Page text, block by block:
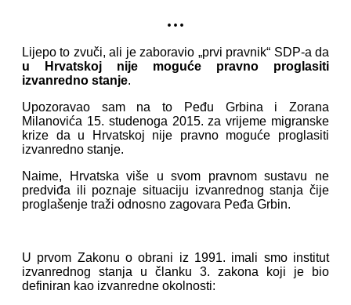
...
Lijepo to zvuči, ali je zaboravio „prvi pravnik“ SDP-a da
u Hrvatskoj nije moguće pravno proglasiti
izvanredno stanje.
Upozoravao sam na to Peđu Grbina i Zorana
Milanovića 15. studenoga 2015. za vrijeme migranske
krize da u Hrvatskoj nije pravno moguće proglasiti
izvanredno stanje.
Naime, Hrvatska više u svom pravnom sustavu ne
predviđa ili poznaje situaciju izvanrednog stanja čije
proglašenje traži odnosno zagovara Peđa Grbin.
U prvom Zakonu o obrani iz 1991. imali smo institut
izvanrednog stanja u članku 3. zakona koji je bio
definiran kao izvanredne okolnosti: